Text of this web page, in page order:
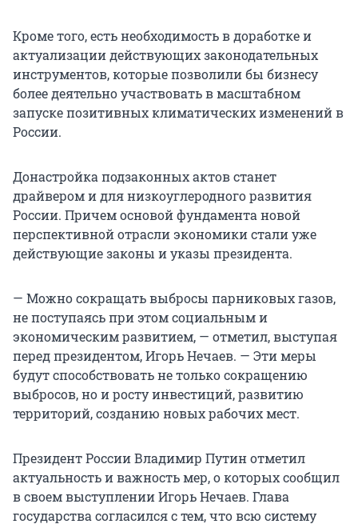
Кроме того, есть необходимость в доработке и
актуализации действующих законодательных
инструментов, которые позволили бы бизнесу
более деятельно участвовать в масштабном
запуске позитивных климатических изменений в
России.
Донастройка подзаконных актов станет
драйвером и для низкоуглеродного развития
России. Причем основой фундамента новой
перспективной отрасли экономики стали уже
действующие законы и указы президента.
— Можно сокращать выбросы парниковых газов,
не поступаясь при этом социальным и
экономическим развитием, — отметил, выступая
перед президентом, Игорь Нечаев. — Эти меры
будут способствовать не только сокращению
выбросов, но и росту инвестиций, развитию
территорий, созданию новых рабочих мест.
Президент России Владимир Путин отметил
актуальность и важность мер, о которых сообщил
в своем выступлении Игорь Нечаев. Глава
государства согласился с тем, что всю систему